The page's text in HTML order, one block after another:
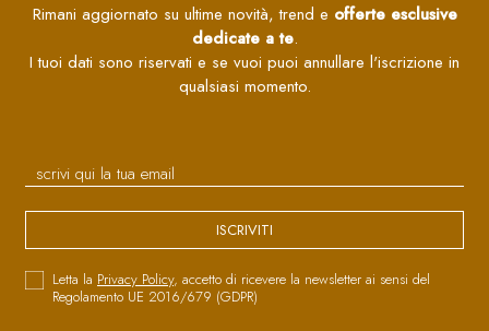
Rimani aggiornato su ultime novità, trend e offerte esclusive
dedicate a te.
I tuoi dati sono riservati e se vuoi puoi annullare l'iscrizione in
qualsiasi momento.
ISCRIVITI
Letta la Privacy Policy, accetto di ricevere la newsletter ai sensi del
Regolamento UE 2016/679 (GDPR)